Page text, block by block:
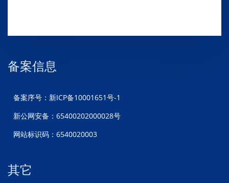
备案信息
备案序号：新ICP备10001651号-1
新公网安备：65400202000028号
网站标识码：6540020003
其它